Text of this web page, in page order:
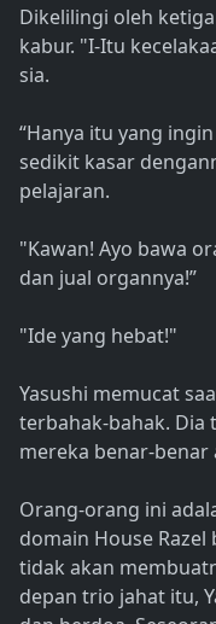
Dikelilingi oleh
kabur. "I-Itu
sia.
“Hanya itu yang
sedikit kasar
pelajaran.
"Kawan! Ayo bawa
dan jual organnya!”
"Ide yang hebat!"
Yasushi memucat
terbahak-bahak.
mereka benar-benar
Orang-orang ini
domain House
tidak akan
depan trio jahat itu,